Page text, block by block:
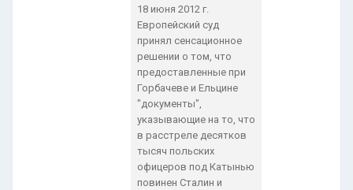
18 июня 2012 г.
Европейский суд
принял сенсационное
решении о том, что
предоставленные при
Горбачеве и Ельцине
"документы",
указывающие на то, что
в расстреле десятков
тысяч польских
офицеров под Катынью
повинен Сталин и